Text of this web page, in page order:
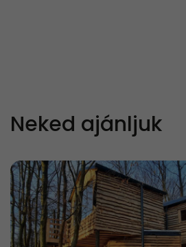
Neked ajánljuk